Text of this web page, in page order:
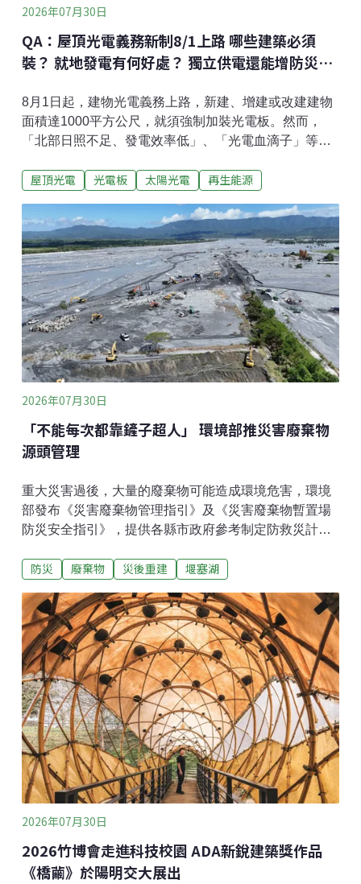
2026年07月30日
QA：屋頂光電義務新制8/1上路 哪些建築必須
裝？ 就地發電有何好處？ 獨立供電還能增防災韌
8月1日起，建物光電義務上路，新建、增建或改建建物
面積達1000平方公尺，就須強制加裝光電板。然而，
「北部日照不足、發電效率低」、「光電血滴子」等質
關注焦點，台灣科技媒體中心29日邀請專家提供見解。
光電新制是什麼？《建築物設置太陽光電發電設備標
準》8月1日起生效，規定新建、增建或改建之建築面積
達1000平方公尺（約300坪）以上的建築物，每20平方
公尺（約6坪）應裝設1瓩（kW）的太陽光電設備。
2023年《再生能源條例》修正通過，建物新增或改建達
一定規模須裝設光電。內政部與經濟部遂在2025年底共
同發布《建築物設置太陽光電發電設備標準》，明確訂
出應裝設光電的建築面積與光電設置容量。新制將於
2026年8月1日正式生效。法規雖未言明光電設備只能裝
屋頂光電 光電板 太陽光電 再生能源
2026年07月30日
「不能每次都靠鏟子超人」 環境部推災害廢棄物
源頭管理
重大災害過後，大量的廢棄物可能造成環境危害，環境
部發布《災害廢棄物管理指引》及《災害廢棄物暫置場
防災安全指引》，提供各縣市政府參考制定防救災計
人，要翻轉過去災後被動清理的思維，轉為事前預防與
指引去（2025）年9月23日強颱樺加沙引發花蓮馬太鞍
溪堰塞湖潰堤災情，全台志工響應加入清除花蓮光復災
區的淤泥等災害廢棄物，協助災區恢復正常生活。近一
年後，主責災後廢棄物清理的環境部召開記者會，揭幕
「金鏟子」紀念裝置藝術，紀念當時50萬人次「鏟子超
人」志工與國軍。環境部部長彭啓明表示，金鏟子也象
徵台灣防救災模式從過去的災後被動清淤與末端清理，
全面跨入「源頭預防、科技應變」的韌性防災新模式。
他強調，雖然深受鏟子超人感動，但不能每次災害都靠
志工，政府必須精進應對災後大量且具危害性之廢棄
物，故環境部發布《災害廢
防災 廢棄物 災後重建 堰塞湖
2026年07月30日
2026竹博會走進科技校園 ADA新銳建築獎作品
《橋繭》於陽明交大展出